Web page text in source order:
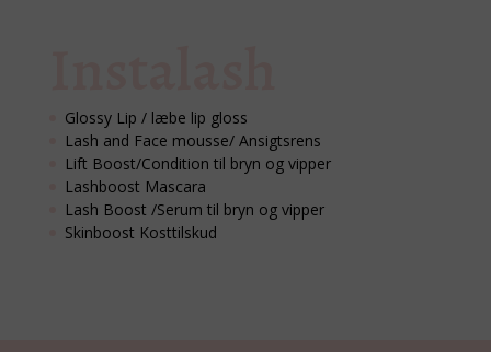
Glossy Lip / læbe lip gloss
Lash and Face mousse/ Ansigtsrens
Lift Boost/Condition til bryn og vipper
Lashboost Mascara
Lash Boost /Serum til bryn og vipper
Skinboost Kosttilskud